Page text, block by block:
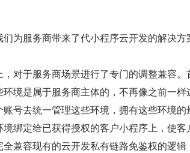
为服务商带来了代小程序云开发的解决方
对于服务商场景进行了专门的调整兼容
境是属于服务商主体的，不再像之前一
号去统一管理这些环境，拥有这些环境
绑定给已获得授权的客户小程序上，使
兼容现有的云开发私有链路免鉴权的逻